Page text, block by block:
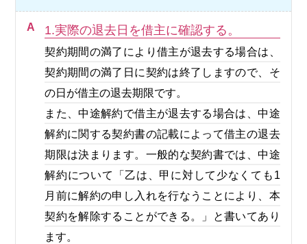
A 1.実際の退去日を借主に確認する。
契約期間の満了により借主が退去する場合は、
契約期間の満了日に契約は終了しますので、そ
の日が借主の退去期限です。
また、中途解約で借主が退去する場合は、中途
解約に関する契約書の記載によって借主の退去
期限は決まります。一般的な契約書では、中途
解約について「乙は、甲に対して少なくても1
月前に解約の申し入れを行なうことにより、本
契約を解除することができる。」と書いてあり
ます。